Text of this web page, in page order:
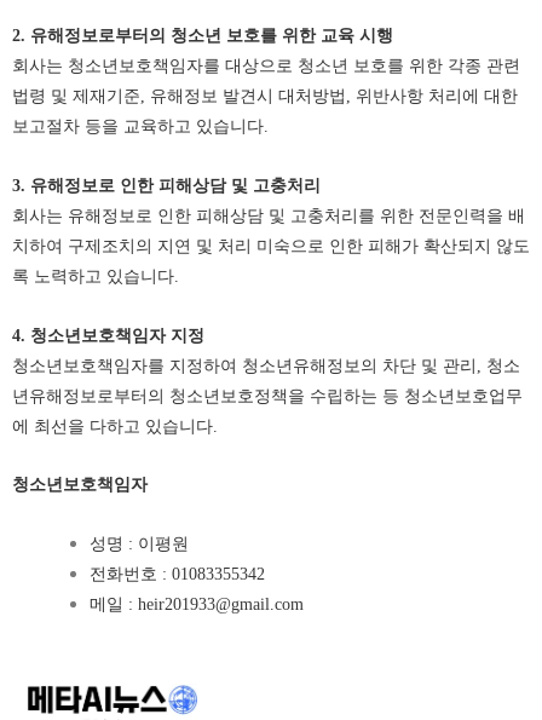
2. 유해정보로부터의 청소년 보호를 위한 교육 시행
회사는 청소년보호책임자를 대상으로 청소년 보호를 위한 각종 관련
법령 및 제재기준, 유해정보 발견시 대처방법, 위반사항 처리에 대한
보고절차 등을 교육하고 있습니다.
3. 유해정보로 인한 피해상담 및 고충처리
회사는 유해정보로 인한 피해상담 및 고충처리를 위한 전문인력을 배
치하여 구제조치의 지연 및 처리 미숙으로 인한 피해가 확산되지 않도
록 노력하고 있습니다.
4. 청소년보호책임자 지정
청소년보호책임자를 지정하여 청소년유해정보의 차단 및 관리, 청소
년유해정보로부터의 청소년보호정책을 수립하는 등 청소년보호업무
에 최선을 다하고 있습니다.
청소년보호책임자
성명 : 이평원
전화번호 : 01083355342
메일 : heir201933@gmail.com